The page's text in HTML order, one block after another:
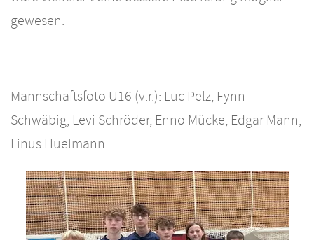
gewesen.
Mannschaftsfoto U16 (v.r.): Luc Pelz, Fynn
Schwäbig, Levi Schröder, Enno Mücke, Edgar Mann,
Linus Huelmann